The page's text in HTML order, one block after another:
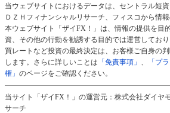
当ウェブサイトにおけるデータは、セントラル短
ＤＺＨフィナンシャルリサーチ、フィスコから情
本ウェブサイト「ザイFX！」は、情報の提供を目
資、その他の行動を勧誘する目的では運営してお
買レートなど投資の最終決定は、お客様ご自身の
します。さらに詳しいことは 「免責事項」 、
「プ
権」 のページをご確認ください。
当サイト「ザイFX！」の運営元：株式会社ダイヤ
サーチ